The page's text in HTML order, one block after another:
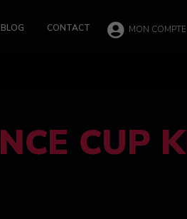
BLOG CONTACT MON COMPTE
100%